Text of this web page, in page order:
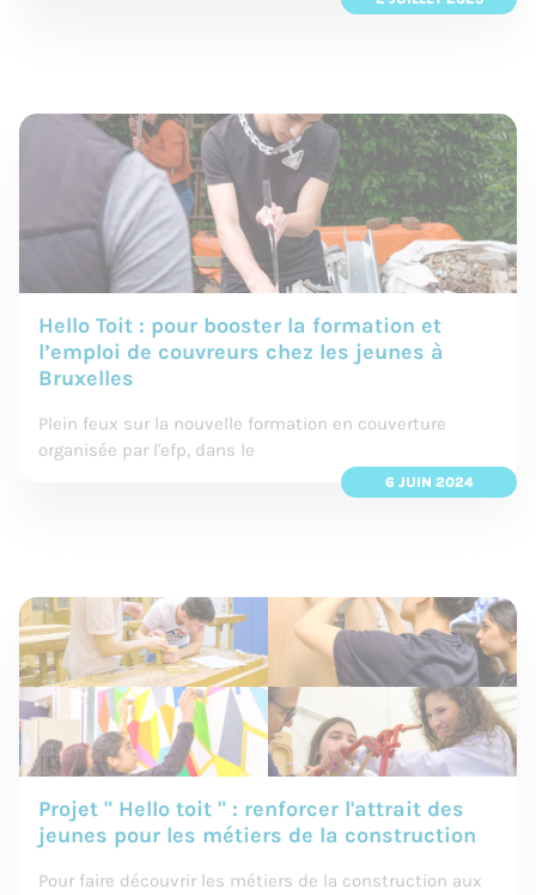
Hello Toit : pour booster la formation et
l’emploi de couvreurs chez les jeunes à
Bruxelles
Plein feux sur la nouvelle formation en couverture
organisée par l'efp, dans le
6 JUIN 2024
Projet " Hello toit " : renforcer l'attrait des
jeunes pour les métiers de la construction
Pour faire découvrir les métiers de la construction aux